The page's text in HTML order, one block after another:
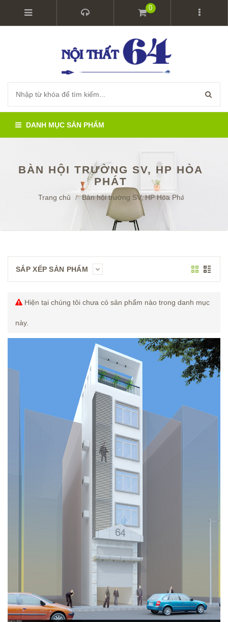
0
DANH MỤC SẢN PHẨM
BÀN HỘI TRƯỜNG SV, HP HÒA
PHÁT
Trang chủ / Bàn hội trường SV, HP Hòa Phát
SẮP XẾP SẢN PHẨM
Hiện tại chúng tôi chưa có sản phẩm nào trong danh mục
này.